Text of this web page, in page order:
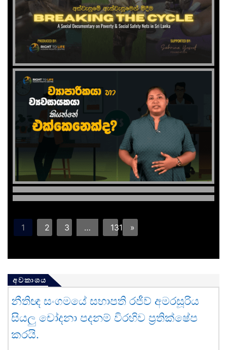
1 2 3 … 131 »
අවකාශය
නීතිඥ සංගමයේ සභාපති රජීව් අමරසූරිය
සියලු චෝදනා පදනම් විරහිව ප්‍රතික්ෂේප
කරයි.